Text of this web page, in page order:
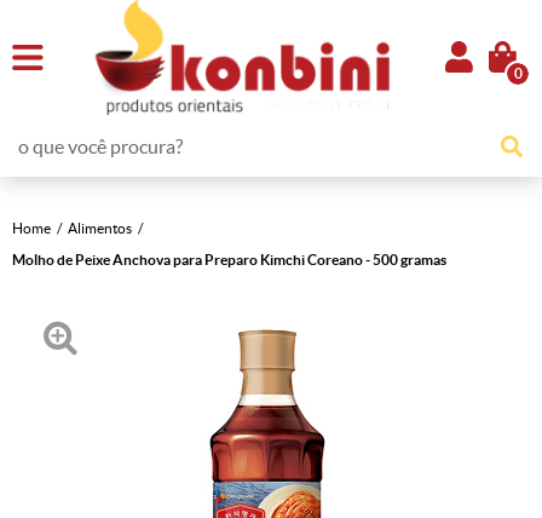
0
Home
Alimentos
Molho de Peixe Anchova para Preparo Kimchi Coreano - 500 gramas